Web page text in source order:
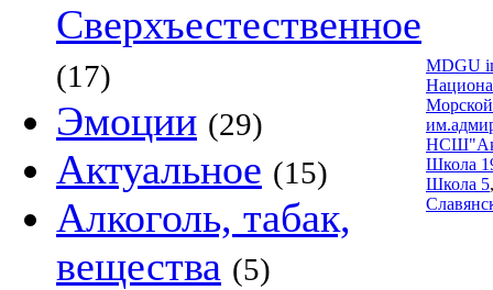
Сверхъестественное
(17)
Эмоции (29)
Актуальное (15)
Алкоголь, табак,
вещества (5)
MDGU
Школа
Школа 5